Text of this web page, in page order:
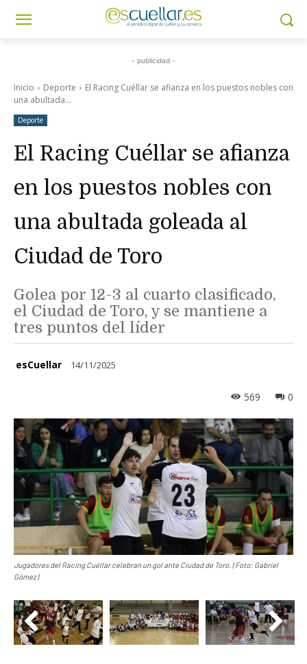
- publicidad -
Inicio Deporte
El Racing Cuéllar se afianza en los puestos nobles con
una abultada...
Deporte
El Racing Cuéllar se afianza
en los puestos nobles con
una abultada goleada al
Ciudad de Toro
Golea por 12-3 al cuarto clasificado,
el Ciudad de Toro, y se mantiene a
tres puntos del líder
esCuellar 14/11/2025
0
569
Jugadores del Racing Cuéllar celebran un gol ante Ciudad de Toro. | Foto: Gabriel
Gómez |